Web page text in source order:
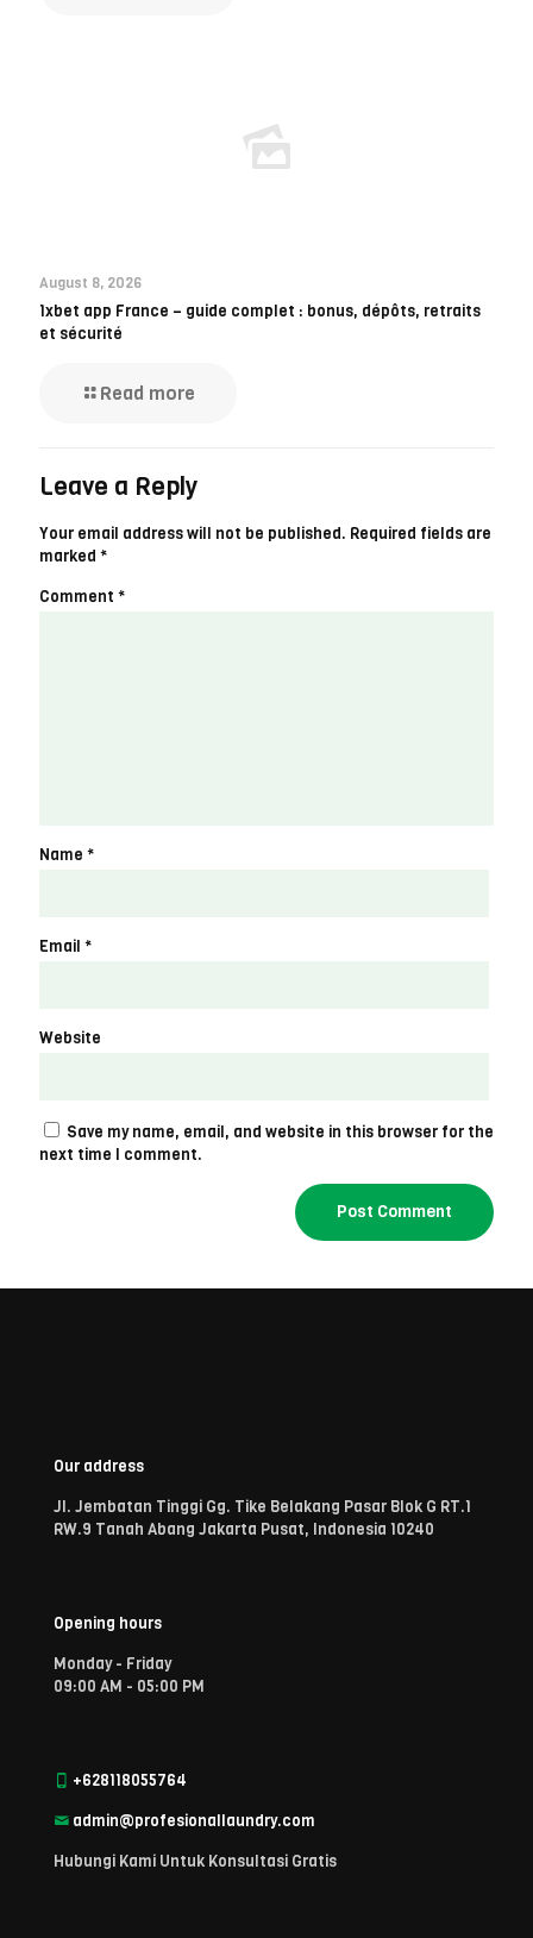
August 8, 2026
1xbet app France – guide complet : bonus, dépôts, retraits
et sécurité
Read more
Leave a Reply
Your email address will not be published. Required fields are
marked *
Comment *
Name *
Email *
Website
Save my name, email, and website in this browser for the
next time I comment.
Our address
Jl. Jembatan Tinggi Gg. Tike Belakang Pasar Blok G RT.1
RW.9 Tanah Abang Jakarta Pusat, Indonesia 10240
Opening hours
Monday - Friday
09:00 AM - 05:00 PM
+628118055764
admin@profesionallaundry.com
Hubungi Kami Untuk Konsultasi Gratis